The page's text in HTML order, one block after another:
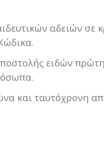
αδειών σε
ειδών
και ταυτόχρονη